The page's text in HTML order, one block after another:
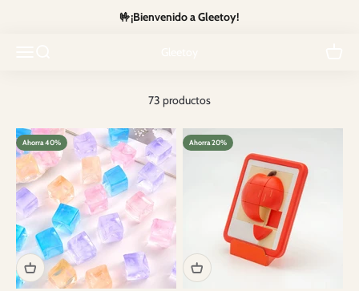
🤟¡Bienvenido a Gleetoy!
Ingrese al mundo del juego de alto octanaje con nuestros lanzadores
73 productos
Ahorra 40% Ahorra 20%